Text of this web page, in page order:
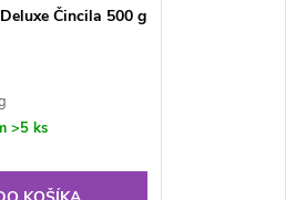
Čincila 500 g
>5 ks